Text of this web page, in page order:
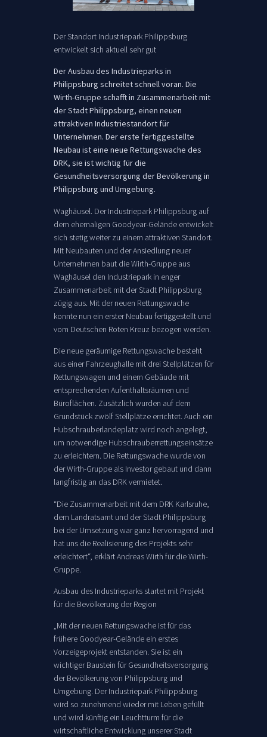
Der Standort Industriepark Philippsburg
entwickelt sich aktuell sehr gut
Der Ausbau des Industrieparks in
Philippsburg schreitet schnell voran. Die
Wirth-Gruppe schafft in Zusammenarbeit mit
der Stadt Philippsburg, einen neuen
attraktiven Industriestandort für
Unternehmen. Der erste fertiggestellte
Neubau ist eine neue Rettungswache des
DRK, sie ist wichtig für die
Gesundheitsversorgung der Bevölkerung in
Philippsburg und Umgebung.
Waghäusel. Der Industriepark Philippsburg auf
dem ehemaligen Goodyear-Gelände entwickelt
sich stetig weiter zu einem attraktiven Standort.
Mit Neubauten und der Ansiedlung neuer
Unternehmen baut die Wirth-Gruppe aus
Waghäusel den Industriepark in enger
Zusammenarbeit mit der Stadt Philippsburg
zügig aus. Mit der neuen Rettungswache
konnte nun ein erster Neubau fertiggestellt und
vom Deutschen Roten Kreuz bezogen werden.
Die neue geräumige Rettungswache besteht
aus einer Fahrzeughalle mit drei Stellplätzen für
Rettungswagen und einem Gebäude mit
entsprechenden Aufenthaltsräumen und
Büroflächen. Zusätzlich wurden auf dem
Grundstück zwölf Stellplätze errichtet. Auch ein
Hubschrauberlandeplatz wird noch angelegt,
um notwendige Hubschrauberrettungseinsätze
zu erleichtern. Die Rettungswache wurde von
der Wirth-Gruppe als Investor gebaut und dann
langfristig an das DRK vermietet.
“Die Zusammenarbeit mit dem DRK Karlsruhe,
dem Landratsamt und der Stadt Philippsburg
bei der Umsetzung war ganz hervorragend und
hat uns die Realisierung des Projekts sehr
erleichtert“, erklärt Andreas Wirth für die Wirth-
Gruppe.
Ausbau des Industrieparks startet mit Projekt
für die Bevölkerung der Region
„Mit der neuen Rettungswache ist für das
frühere Goodyear-Gelände ein erstes
Vorzeigeprojekt entstanden. Sie ist ein
wichtiger Baustein für Gesundheitsversorgung
der Bevölkerung von Philippsburg und
Umgebung. Der Industriepark Philippsburg
wird so zunehmend wieder mit Leben gefüllt
und wird künftig ein Leuchtturm für die
wirtschaftliche Entwicklung unserer Stadt